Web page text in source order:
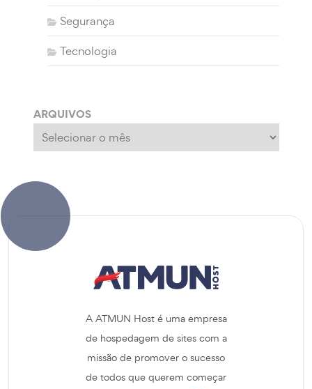
Segurança
Tecnologia
ARQUIVOS
Arquivos
A ATMUN Host é uma empresa
de hospedagem de sites com a
missão de promover o sucesso
de todos que querem começar